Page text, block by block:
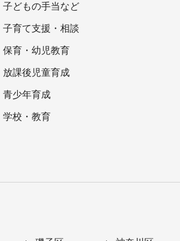
子どもの手当など
子育て支援・相談
保育・幼児教育
放課後児童育成
青少年育成
学校・教育